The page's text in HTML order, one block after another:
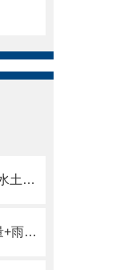
小区径流泥沙自动监测仪厂家：水土保持/径流场/坡地监测设备优选！
径流水土监测设备—流量+含沙量+雨量同步测，0.1% 捕捉流失动态。